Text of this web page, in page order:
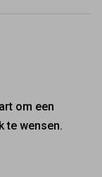
om een
te wensen.